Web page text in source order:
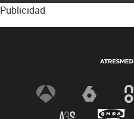
Publicidad